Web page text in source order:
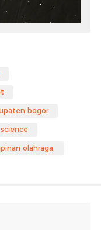
bogor
olahraga.